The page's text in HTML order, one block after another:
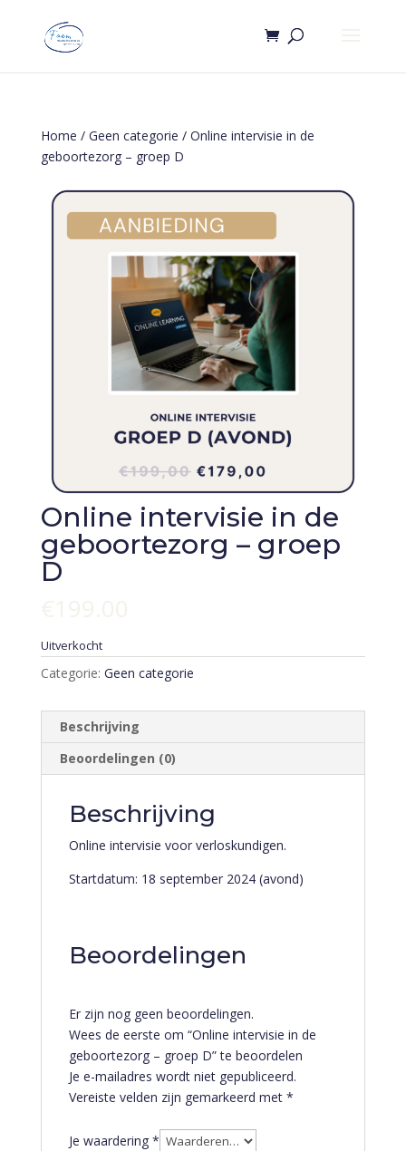
Home / Geen categorie / Online intervisie in de
geboortezorg – groep D
Online intervisie in de
geboortezorg – groep
D
Uitverkocht
Categorie: Geen categorie
Beschrijving
Beoordelingen (0)
Beschrijving
Online intervisie voor verloskundigen.
Startdatum: 18 september 2024 (avond)
Beoordelingen
Er zijn nog geen beoordelingen.
Wees de eerste om “Online intervisie in de
geboortezorg – groep D” te beoordelen
Je e-mailadres wordt niet gepubliceerd.
Vereiste velden zijn gemarkeerd met *
Je waardering *